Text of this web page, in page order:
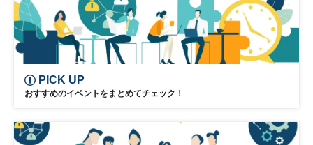
PICK UP
おすすめのイベントをまとめてチェック！